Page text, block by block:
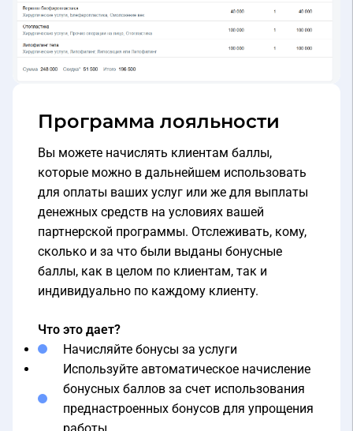
Вы можете начислять клиентам баллы,
которые можно в дальнейшем использовать
для оплаты ваших услуг или же для выплаты
денежных средств на условиях вашей
партнерской программы. Отслеживать, кому,
сколько и за что были выданы бонусные
баллы, как в целом по клиентам, так и
индивидуально по каждому клиенту.
Начисляйте бонусы за услуги
Используйте автоматическое начисление
бонусных баллов за счет использования
преднастроенных бонусов для упрощения
работы
Задавайте параметры бонусов: